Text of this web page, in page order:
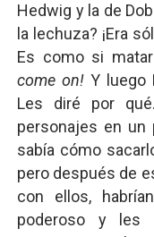
Hedwig y la de
la lechuza? ¡Era
Es como si
come on!Y luego
Les diré por
personajes en un
sabía cómo
pero después de
con ellos,
poderoso y les